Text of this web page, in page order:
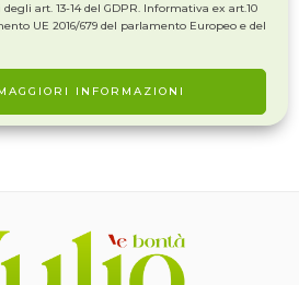
art. 13-14 del GDPR. Informativa ex art.10
UE 2016/679 del parlamento Europeo e del